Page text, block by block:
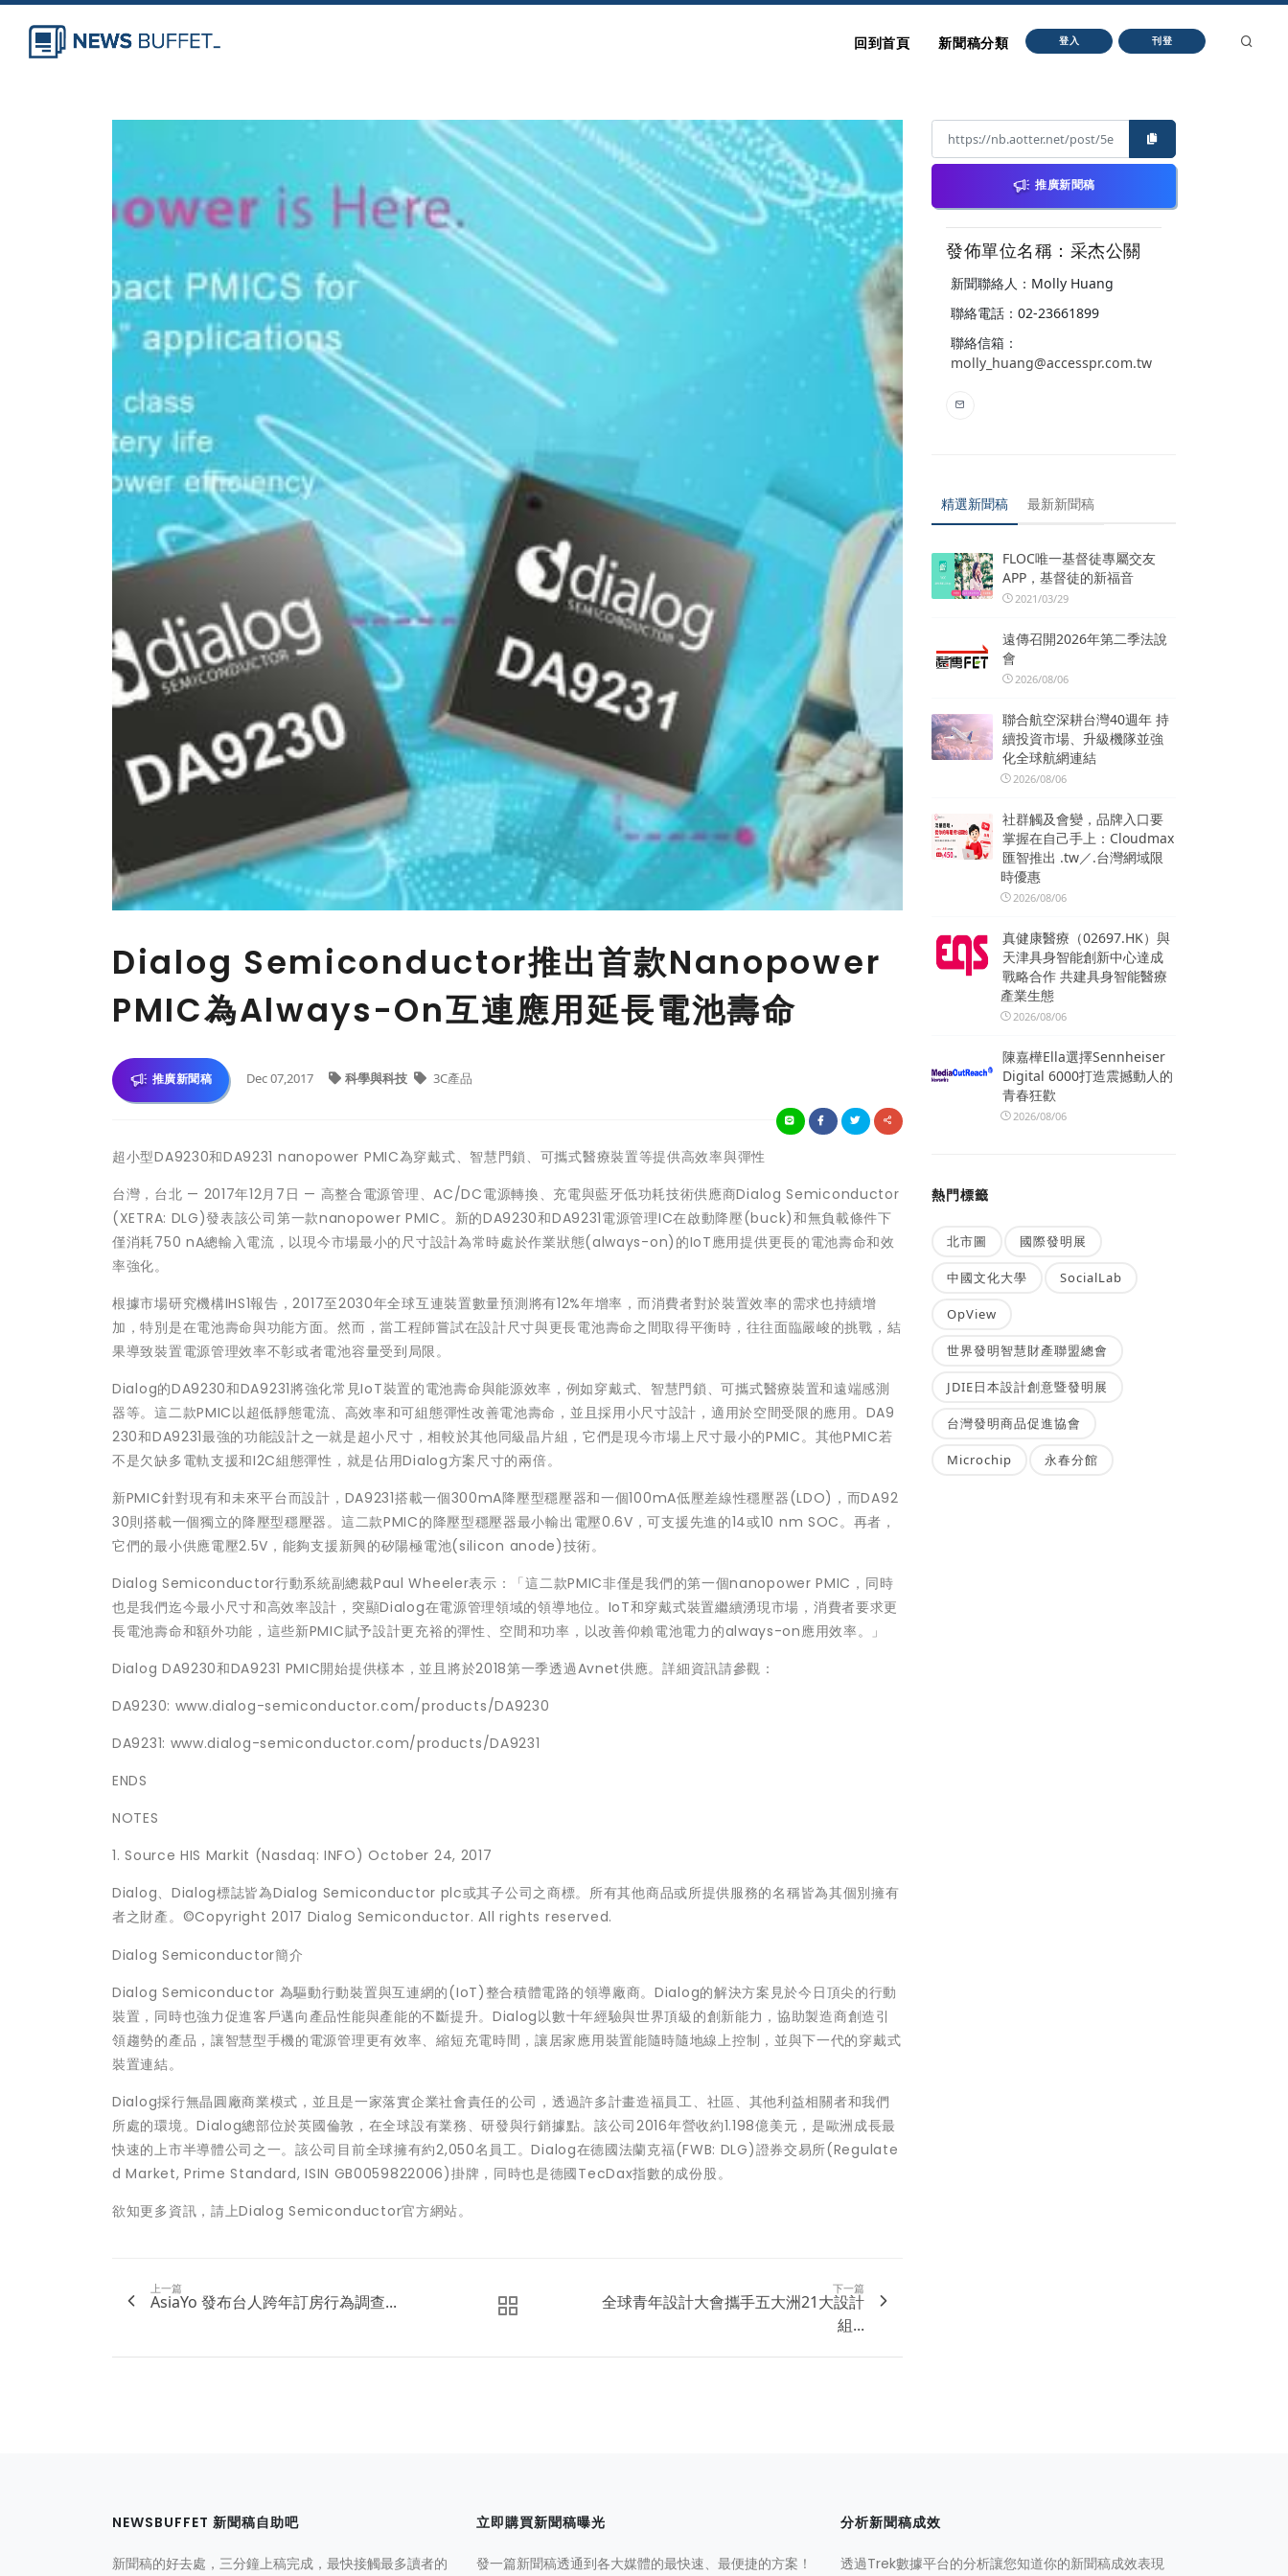
回到首頁 新聞稿分類 登入 刊登
Dialog Semiconductor推出首款Nanopower
PMIC為Always-On互連應用延長電池壽命
推廣新聞稿 Dec 07,2017 科學與科技 3C產品
超小型DA9230和DA9231 nanopower PMIC為穿戴式、智慧門鎖、可攜式醫療裝置等提供高效率與彈性
台灣，台北 — 2017年12月7日 — 高整合電源管理、AC/DC電源轉換、充電與藍牙低功耗技術供應商Dialog Semiconductor
(XETRA: DLG)發表該公司第一款nanopower PMIC。新的DA9230和DA9231電源管理IC在啟動降壓(buck)和無負載條件下
僅消耗750 nA總輸入電流，以現今市場最小的尺寸設計為常時處於作業狀態(always-on)的IoT應用提供更長的電池壽命和效
率強化。
根據市場研究機構IHS1報告，2017至2030年全球互連裝置數量預測將有12%年增率，而消費者對於裝置效率的需求也持續增
加，特別是在電池壽命與功能方面。然而，當工程師嘗試在設計尺寸與更長電池壽命之間取得平衡時，往往面臨嚴峻的挑戰，結
果導致裝置電源管理效率不彰或者電池容量受到局限。
Dialog的DA9230和DA9231將強化常見IoT裝置的電池壽命與能源效率，例如穿戴式、智慧門鎖、可攜式醫療裝置和遠端感測
器等。這二款PMIC以超低靜態電流、高效率和可組態彈性改善電池壽命，並且採用小尺寸設計，適用於空間受限的應用。DA9
230和DA9231最強的功能設計之一就是超小尺寸，相較於其他同級晶片組，它們是現今市場上尺寸最小的PMIC。其他PMIC若
不是欠缺多電軌支援和I2C組態彈性，就是佔用Dialog方案尺寸的兩倍。
新PMIC針對現有和未來平台而設計，DA9231搭載一個300mA降壓型穩壓器和一個100mA低壓差線性穩壓器(LDO)，而DA92
30則搭載一個獨立的降壓型穩壓器。這二款PMIC的降壓型穩壓器最小輸出電壓0.6V，可支援先進的14或10 nm SOC。再者，
它們的最小供應電壓2.5V，能夠支援新興的矽陽極電池(silicon anode)技術。
Dialog Semiconductor行動系統副總裁Paul Wheeler表示：「這二款PMIC非僅是我們的第一個nanopower PMIC，同時
也是我們迄今最小尺寸和高效率設計，突顯Dialog在電源管理領域的領導地位。IoT和穿戴式裝置繼續湧現市場，消費者要求更
長電池壽命和額外功能，這些新PMIC賦予設計更充裕的彈性、空間和功率，以改善仰賴電池電力的always-on應用效率。」
Dialog DA9230和DA9231 PMIC開始提供樣本，並且將於2018第一季透過Avnet供應。詳細資訊請參觀：
DA9230: www.dialog-semiconductor.com/products/DA9230
DA9231: www.dialog-semiconductor.com/products/DA9231
ENDS
NOTES
1. Source HIS Markit (Nasdaq: INFO) October 24, 2017
Dialog、Dialog標誌皆為Dialog Semiconductor plc或其子公司之商標。所有其他商品或所提供服務的名稱皆為其個別擁有
者之財產。©Copyright 2017 Dialog Semiconductor. All rights reserved.
Dialog Semiconductor簡介
Dialog Semiconductor 為驅動行動裝置與互連網的(IoT)整合積體電路的領導廠商。Dialog的解決方案見於今日頂尖的行動
裝置，同時也強力促進客戶邁向產品性能與產能的不斷提升。Dialog以數十年經驗與世界頂級的創新能力，協助製造商創造引
領趨勢的產品，讓智慧型手機的電源管理更有效率、縮短充電時間，讓居家應用裝置能隨時隨地線上控制，並與下一代的穿戴式
裝置連結。
Dialog採行無晶圓廠商業模式，並且是一家落實企業社會責任的公司，透過許多計畫造福員工、社區、其他利益相關者和我們
所處的環境。Dialog總部位於英國倫敦，在全球設有業務、研發與行銷據點。該公司2016年營收約1.198億美元，是歐洲成長最
快速的上市半導體公司之一。該公司目前全球擁有約2,050名員工。Dialog在德國法蘭克福(FWB: DLG)證券交易所(Regulate
d Market, Prime Standard, ISIN GB0059822006)掛牌，同時也是德國TecDax指數的成份股。
欲知更多資訊，請上Dialog Semiconductor官方網站。
上一篇
AsiaYo 發布台人跨年訂房行為調查...
下一篇
全球青年設計大會攜手五大洲21大設計
組...
推廣新聞稿
發佈單位名稱：采杰公關
新聞聯絡人：Molly Huang
聯絡電話：02-23661899
聯絡信箱：
molly_huang@accesspr.com.tw
精選新聞稿 最新新聞稿
FLOC唯一基督徒專屬交友
APP，基督徒的新福音
2021/03/29
遠傳召開2026年第二季法說
會
2026/08/06
聯合航空深耕台灣40週年 持
續投資市場、升級機隊並強
化全球航網連結
2026/08/06
社群觸及會變，品牌入口要
掌握在自己手上：Cloudmax
匯智推出 .tw／.台灣網域限
時優惠
2026/08/06
真健康醫療（02697.HK）與
天津具身智能創新中心達成
戰略合作 共建具身智能醫療
產業生態
2026/08/06
陳嘉樺Ella選擇Sennheiser
Digital 6000打造震撼動人的
青春狂歡
2026/08/06
熱門標籤
北市圖 國際發明展
中國文化大學 SocialLab
OpView
世界發明智慧財產聯盟總會
JDIE日本設計創意暨發明展
台灣發明商品促進協會
Microchip 永春分館
NEWSBUFFET 新聞稿自助吧
新聞稿的好去處，三分鐘上稿完成，最快接觸最多讀者的
立即購買新聞稿曝光
發一篇新聞稿透通到各大媒體的最快速、最便捷的方案！
分析新聞稿成效
透過Trek數據平台的分析讓您知道你的新聞稿成效表現